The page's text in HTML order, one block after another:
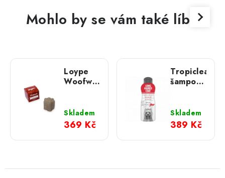
Mohlo by se vám také líbit
Loype
Woofwash
na
krátkou
srst
Skladem
369 Kč
Tropiclean
šampon;
srst pro
psy 473
ml
Skladem
389 Kč